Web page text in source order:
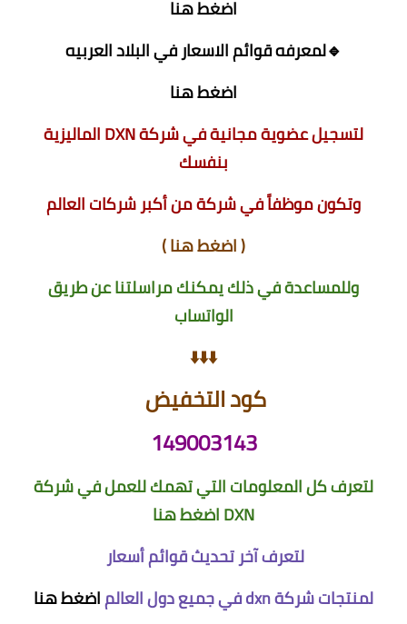
اضغط هنا
🔹لمعرفه قوائم الاسعار في البلاد العربيه
اضغط هنا
لتسجيل عضوية مجانية في شركة DXN الماليزية
بنفسك
وتكون موظفاً في شركة من أكبر شركات العالم
(اضغط هنا)
وللمساعدة في ذلك يمكنك مراسلتنا عن طريق
الواتساب
⬇️⬇️⬇️
كود التخفيض
149003143
لتعرف كل المعلومات التي تهمك للعمل في شركة
DXNاضغط هنا
لتعرف آخر تحديث قوائم أسعار
لمنتجات شركة dxn في جميع دول العالم
اضغط هنا